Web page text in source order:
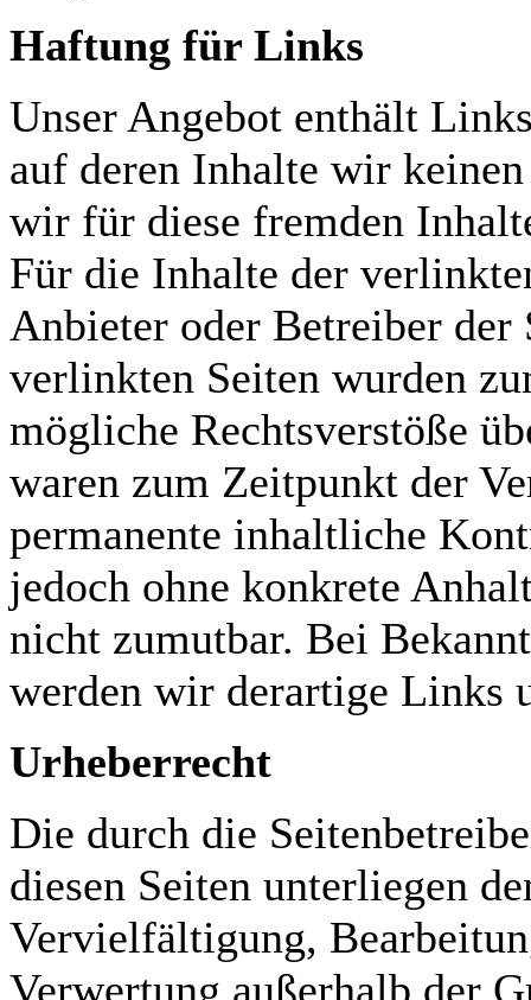
Haftung für Links
Unser Angebot enthält
auf deren Inhalte wir
wir für diese fremden
Für die Inhalte der
Anbieter oder Betreiber
verlinkten Seiten wurden
mögliche Rechtsverstöße
waren zum Zeitpunkt der
permanente inhaltliche
jedoch ohne konkrete
nicht zumutbar. Bei
werden wir derartige Links
Urheberrecht
Die durch die
diesen Seiten unterliegen
Vervielfältigung,
Verwertung außerhalb der